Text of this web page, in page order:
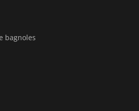
bagnoles